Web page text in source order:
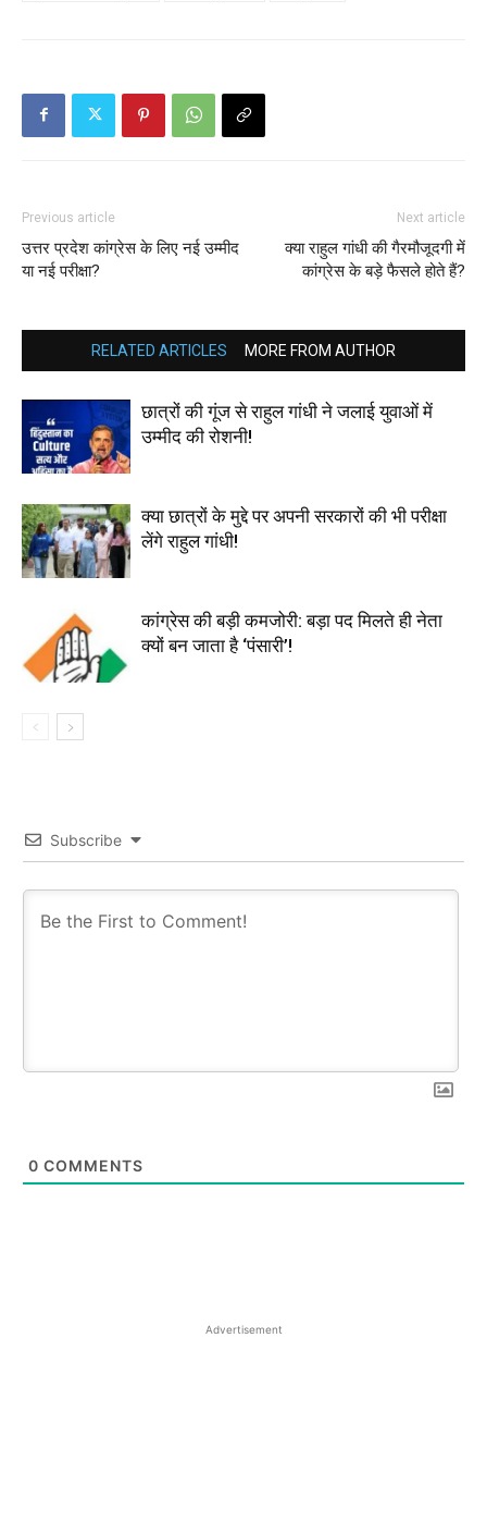
Previous article
उत्तर प्रदेश कांग्रेस के लिए नई उम्मीद
या नई परीक्षा?
Next article
क्या राहुल गांधी की गैरमौजूदगी में
कांग्रेस के बड़े फैसले होते हैं?
RELATED ARTICLES MORE FROM AUTHOR
छात्रों की गूंज से राहुल गांधी ने जलाई युवाओं में
उम्मीद की रोशनी!
क्या छात्रों के मुद्दे पर अपनी सरकारों की भी परीक्षा
लेंगे राहुल गांधी!
कांग्रेस की बड़ी कमजोरी: बड़ा पद मिलते ही नेता
क्यों बन जाता है ‘पंसारी’!
Subscribe
0 COMMENTS
Advertisement